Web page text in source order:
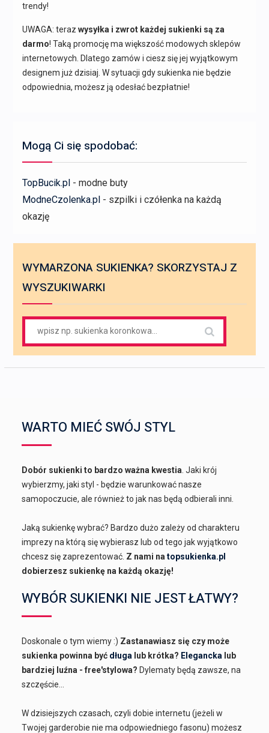
trendy!
UWAGA: teraz wysyłka i zwrot każdej sukienki są za
darmo! Taką promocję ma większość modowych sklepów
internetowych. Dlatego zamów i ciesz się jej wyjątkowym
designem już dzisiaj. W sytuacji gdy sukienka nie będzie
odpowiednia, możesz ją odesłać bezpłatnie!
Mogą Ci się spodobać:
TopBucik.pl- modne buty
ModneCzolenka.pl- szpilki i czółenka na każdą
okazję
WYMARZONA SUKIENKA? SKORZYSTAJ Z
WYSZUKIWARKI
WARTO MIEĆ SWÓJ STYL
Dobór sukienki to bardzo ważna kwestia . Jaki krój
wybierzmy, jaki styl - będzie warunkować nasze
samopoczucie, ale również to jak nas będą odbierali inni.
Jaką sukienkę wybrać? Bardzo dużo zależy od charakteru
imprezy na którą się wybierasz lub od tego jak wyjątkowo
chcesz się zaprezentować. Z nami natopsukienka.pl
dobierzesz sukienkę na każdą okazję!
WYBÓR SUKIENKI NIE JEST ŁATWY?
Doskonale o tym wiemy :) Zastanawiasz się czy może
sukienka powinna być długa lub krótka? Elegancka lub
bardziej luźna - free'stylowa? Dylematy będą zawsze, na
szczęście...
W dzisiejszych czasach, czyli dobie internetu (jeżeli w
Twojej garderobie nie ma odpowiedniego fasonu) możesz